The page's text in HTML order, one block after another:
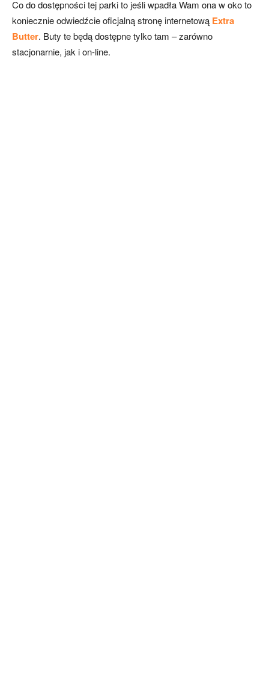
Co do dostępności tej parki to jeśli wpadła Wam ona w oko to
koniecznie odwiedźcie oficjalną stronę internetową Extra
Butter. Buty te będą dostępne tylko tam – zarówno
stacjonarnie, jak i on-line.